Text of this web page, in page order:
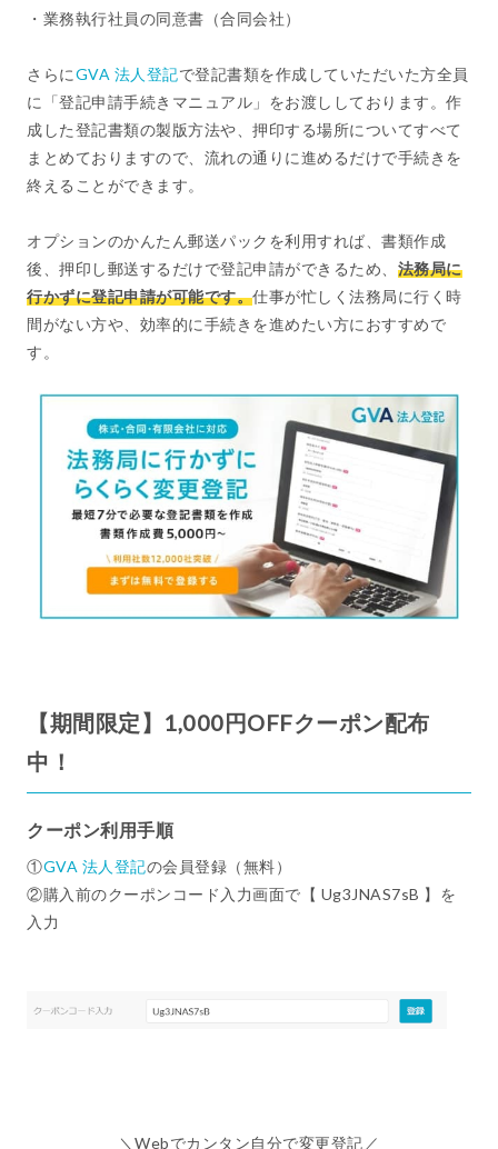
・業務執行社員の同意書（合同会社）
さらにGVA 法人登記で登記書類を作成していただいた方全員
に「登記申請手続きマニュアル」をお渡ししております。作
成した登記書類の製版方法や、押印する場所についてすべて
まとめておりますので、流れの通りに進めるだけで手続きを
終えることができます。
オプションのかんたん郵送パックを利用すれば、書類作成
後、押印し郵送するだけで登記申請ができるため、 法務局に
行かずに登記申請が可能です。仕事が忙しく法務局に行く時
間がない方や、効率的に手続きを進めたい方におすすめで
す。
【期間限定】1,000円OFFクーポン配布
中！
クーポン利用手順
①GVA 法人登記の会員登録（無料）
②購入前のクーポンコード入力画面で【 Ug3JNAS7sB 】を
入力
＼Webでカンタン自分で変更登記／